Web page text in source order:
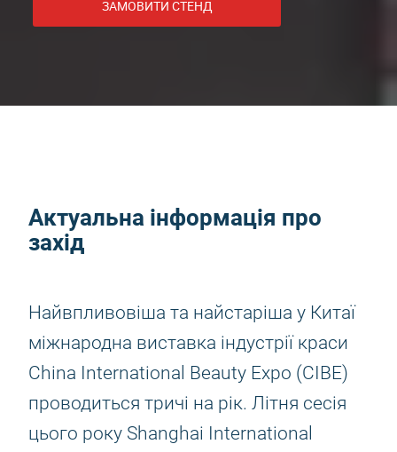
ЗАМОВИТИ СТЕНД
Актуальна інформація про
захід
Найвпливовіша та найстаріша у Китаї
міжнародна виставка індустрії краси
China International Beauty Expo (CIBE)
проводиться тричі на рік. Літня сесія
цього року Shanghai International